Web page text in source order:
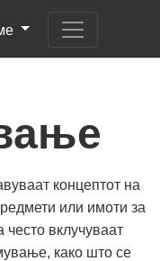
концептот на
или имоти за
вклучуваат
како што се